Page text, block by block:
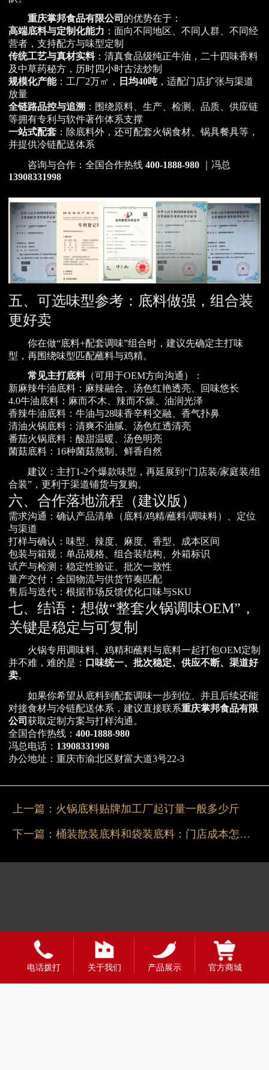
重庆掌邦食品有限公司 的优势在于：
高端底料与定制化能力 ：面向不同地区、不同人群、不同经
营者，支持配方与味型定制
传统工艺与真材实料：清真食品级纯正牛油，二十四味香料
及中草药秘方，历时四小时古法炒制
规模化产能：工厂2万㎡， 日均40吨 ，适配门店扩张与渠道
放量
全链路品控与追溯 ：围绕原料、生产、检测、品质、供应链
等拥有专利与软件著作体系支撑
一站式配套 ：除底料外，还可配套火锅食材、锅具餐具等，
并提供冷链配送体系
咨询与合作：全国合作热线 400-1888-980 ｜冯总
13908331998
五、可选味型参考：底料做强，组合装
更好卖
你在做“底料+配套调味”组合时，建议先确定主打味
型，再围绕味型匹配蘸料与鸡精。
常见主打底料（可用于OEM方向沟通）：
新麻辣牛油底料：麻辣融合、汤色红艳透亮、回味悠长
4.0牛油底料：麻而不木、辣而不燥、油润光泽
香辣牛油底料：牛油与28味香辛料交融、香气扑鼻
清油火锅底料：清爽不油腻、汤色红透清亮
番茄火锅底料：酸甜温暖、汤色明亮
菌菇底料：16种菌菇熬制、鲜香自然
建议：主打1-2个爆款味型，再延展到“门店装/家庭装/组
合装”，更利于渠道铺货与复购。
六、合作落地流程（建议版）
需求沟通：确认产品清单（底料/鸡精/蘸料/调味料）、定位
与渠道
打样与确认：味型、辣度、麻度、香型、成本区间
包装与箱规：单品规格、组合装结构、外箱标识
试产与检测：稳定性验证、批次一致性
量产交付：全国物流与供货节奏匹配
售后与迭代：根据市场反馈优化口味与SKU
七、结语：想做“整套火锅调味OEM”，
关键是稳定与可复制
火锅专用调味料、鸡精和蘸料与底料一起打包OEM定制
并不难，难的是： 口味统一、批次稳定、供应不断、渠道好
卖。
如果你希望从底料到配套调味一步到位、并且后续还能
对接食材与冷链配送体系，建议直接联系重庆掌邦食品有限
公司 获取定制方案与打样沟通。
全国合作热线： 400-1888-980
冯总电话： 13908331998
办公地址：重庆市渝北区财富大道3号22-3
上一篇： 火锅底料贴牌加工厂起订量一般多少斤
下一篇： 桶装散装底料和袋装底料：门店成本怎么选
友情链接：
电话拨打 关于我们 产品展示 官方商城